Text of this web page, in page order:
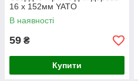
16 х 152мм YATO
В наявності
59 ₴
Купити